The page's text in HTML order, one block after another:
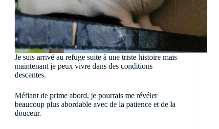
Je suis arrivé au refuge suite à une triste histoire mais
maintenant je peux vivre dans des conditions
descentes.
Méfiant de prime abord, je pourrais me révéler
beaucoup plus abordable avec de la patience et de la
douceur.